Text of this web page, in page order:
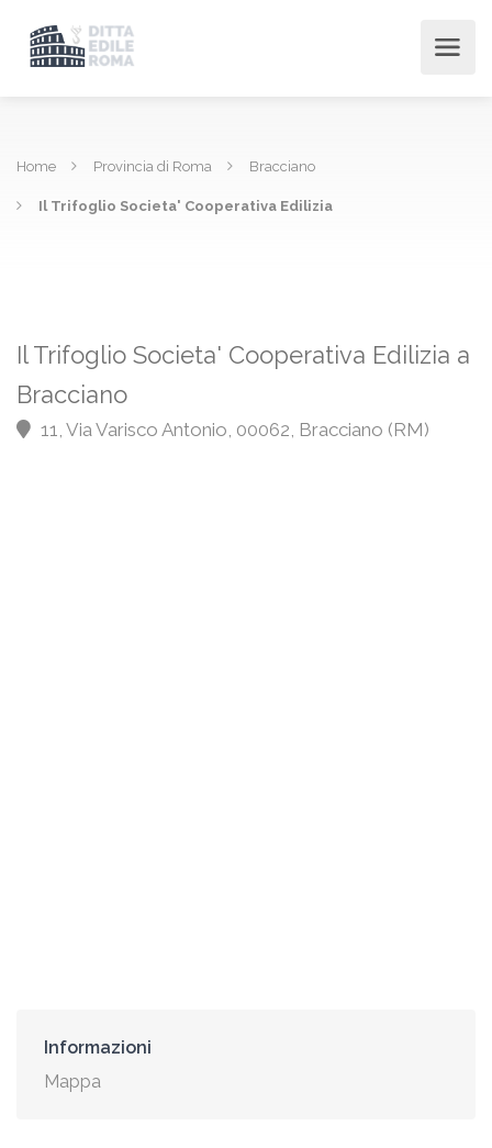
Home Provincia di Roma Bracciano
Il Trifoglio Societa' Cooperativa Edilizia
Il Trifoglio Societa' Cooperativa Edilizia a
Bracciano
11, Via Varisco Antonio, 00062, Bracciano (RM)
Informazioni
Mappa